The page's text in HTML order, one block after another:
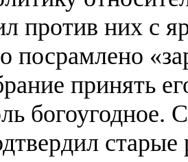
против них с
посрамлено
принять
богоугодное.